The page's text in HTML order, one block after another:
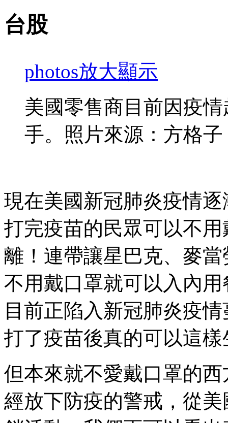
台股
photos放大顯示
美國零售商目前因疫
手。照片來源：方格子
現在美國新冠肺炎疫情
打完疫苗的民眾可以不
離！連帶讓星巴克、麥
不用戴口罩就可以入內
目前正陷入新冠肺炎疫
打了疫苗後真的可以這
但本來就不愛戴口罩的
經放下防疫的警戒，從